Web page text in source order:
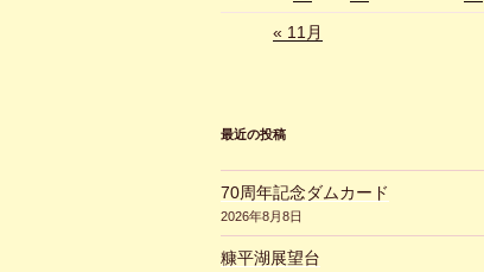
« 11月
最近の投稿
70周年記念ダムカード
2026年8月8日
糠平湖展望台